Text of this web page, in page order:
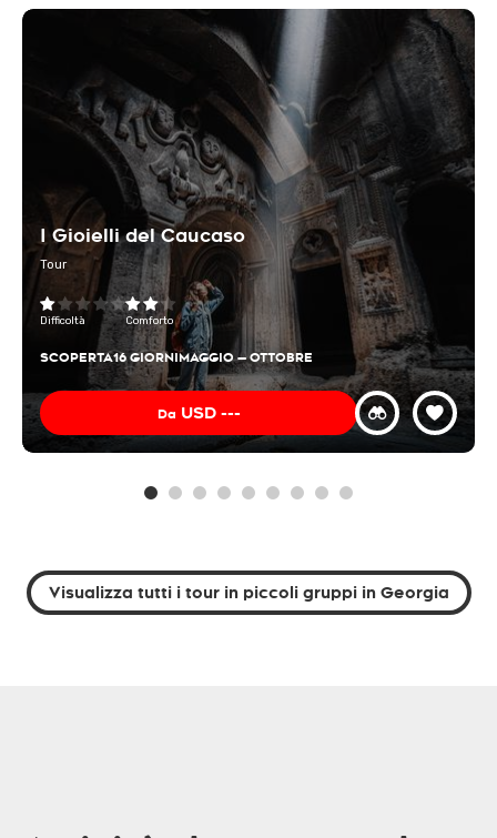
I Gioielli del Caucaso
Tour
Difficoltà Comforto
SCOPERTA16 GIORNIMAGGIO — OTTOBRE
Da USD ---
Visualizza tutti i tour in piccoli gruppi in Georgia